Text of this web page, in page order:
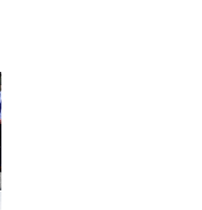
Open de galerij in vergrote weergave
Open de galerij in vergrote weergave